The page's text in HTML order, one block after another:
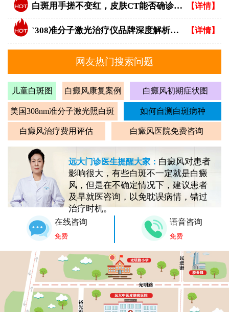
白斑用手搓不变红，皮肤CT能否确诊白癜风？ 【详情】
`308准分子激光治疗仪品牌深度解析：专业视角下的优选指南` 【详情】
网友热门搜索问题
儿童白斑图 白癜风康复案例 白癜风初期症状图
美国308nm准分子激光照白斑 如何自测白斑病种
白癜风治疗费用评估 白癜风医院免费咨询
远大门诊医生提醒大家： 白癜风对患者
影响很大，有些白斑不一定就是白癜
风，但是在不确定情况下，建议患者
及早就医咨询，以免耽误病情，错过
治疗时机。
在线咨询
免费
语音咨询
免费